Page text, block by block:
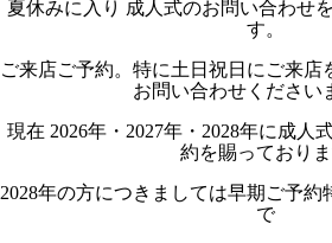
夏休みに入り 成人式のお問い合わせ
す。
ご来店ご予約。特に土日祝日にご来店
お問い合わせください
現在 2026年・2027年・2028年に成人
約を賜っており
2028年の方につきましては早期ご予
で